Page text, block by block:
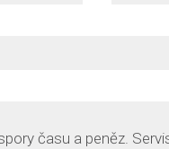
času a peněz.